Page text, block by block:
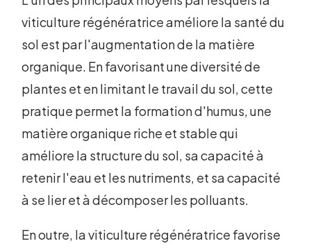
viticulture régénératrice améliore la santé du
sol est par l'augmentation de la matière
organique. En favorisant une diversité de
plantes et en limitant le travail du sol, cette
pratique permet la formation d'humus, une
matière organique riche et stable qui
améliore la structure du sol, sa capacité à
retenir l'eau et les nutriments, et sa capacité
à se lier et à décomposer les polluants.
En outre, la viticulture régénératrice favorise